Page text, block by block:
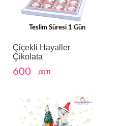
Teslim Süresi 1 Gün
Çiçekli Hayaller
Çikolata
600 ,00 TL